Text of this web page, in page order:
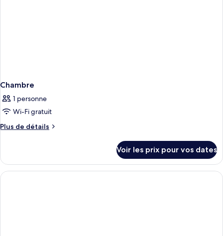
Chambre
1 personne
Wi-Fi gratuit
Plus de détails
Plus
le
type
de
Voir les prix pour vos dates